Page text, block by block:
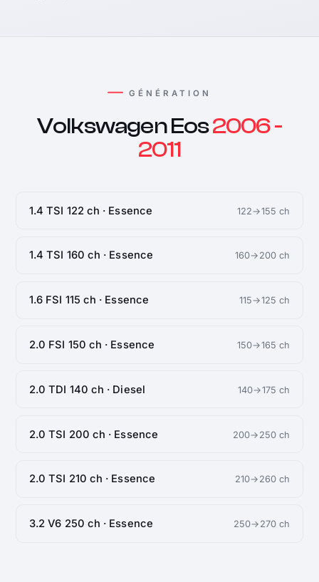
GÉNÉRATION
Volkswagen Eos2006 -
2011
1.4 TSI 122 ch · Essence 122→155 ch
1.4 TSI 160 ch · Essence 160→200 ch
1.6 FSI 115 ch · Essence 115→125 ch
2.0 FSI 150 ch · Essence 150→165 ch
2.0 TDI 140 ch · Diesel 140→175 ch
2.0 TSI 200 ch · Essence 200→250 ch
2.0 TSI 210 ch · Essence 210→260 ch
3.2 V6 250 ch · Essence 250→270 ch